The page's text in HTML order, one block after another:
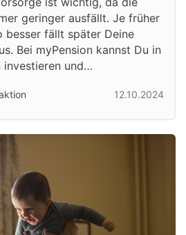
geringer ausfällt. Je früher
besser fällt später Deine
Bei myPension kannst Du in
investieren und…
12.10.2024